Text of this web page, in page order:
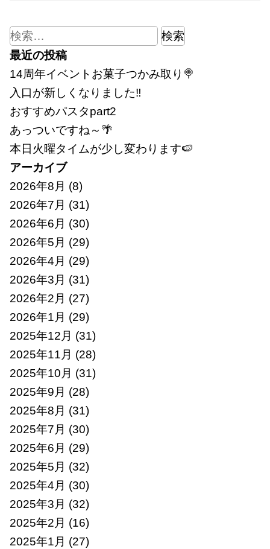
検
索:
最近の投稿
14周年イベントお菓子つかみ取り🍭
入口が新しくなりました‼
おすすめパスタpart2
あっついですね～🌴
本日火曜タイムが少し変わります🍉
アーカイブ
2026年8月 (8)
2026年7月 (31)
2026年6月 (30)
2026年5月 (29)
2026年4月 (29)
2026年3月 (31)
2026年2月 (27)
2026年1月 (29)
2025年12月 (31)
2025年11月 (28)
2025年10月 (31)
2025年9月 (28)
2025年8月 (31)
2025年7月 (30)
2025年6月 (29)
2025年5月 (32)
2025年4月 (30)
2025年3月 (32)
2025年2月 (16)
2025年1月 (27)